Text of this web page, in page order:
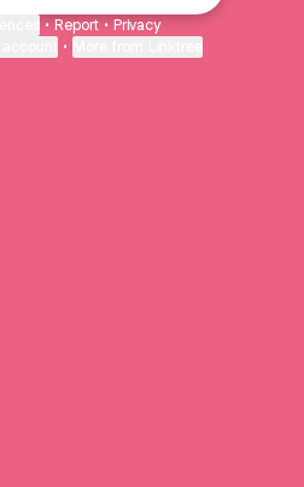
• Report • Privacy
•